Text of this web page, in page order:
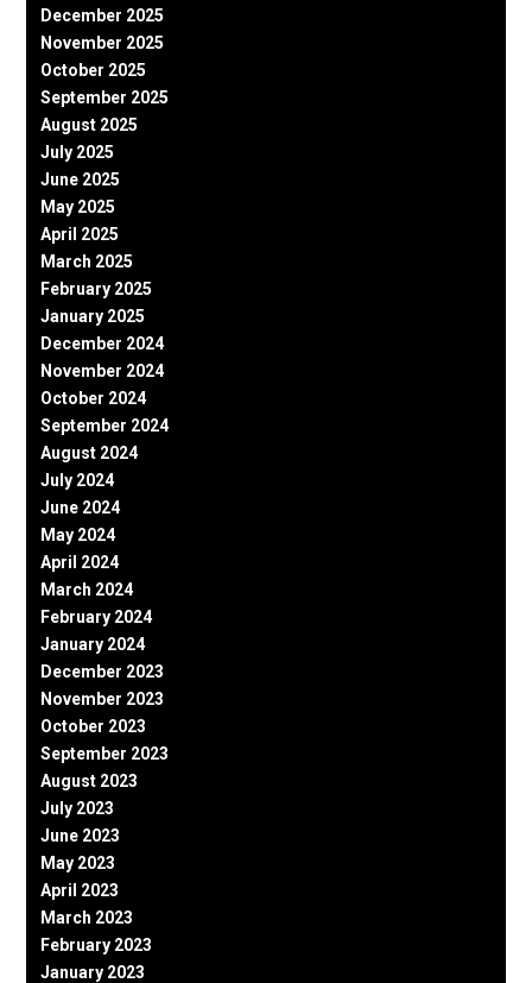
December 2025
November 2025
October 2025
September 2025
August 2025
July 2025
June 2025
May 2025
April 2025
March 2025
February 2025
January 2025
December 2024
November 2024
October 2024
September 2024
August 2024
July 2024
June 2024
May 2024
April 2024
March 2024
February 2024
January 2024
December 2023
November 2023
October 2023
September 2023
August 2023
July 2023
June 2023
May 2023
April 2023
March 2023
February 2023
January 2023